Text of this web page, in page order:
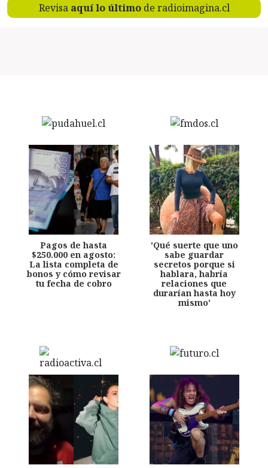
Revisa aquí lo últimode radioimagina.cl
Pagos de hasta
$250.000 en agosto:
La lista completa de
bonos y cómo revisar
tu fecha de cobro
'Qué suerte que uno
sabe guardar
secretos porque si
hablara, habría
relaciones que
durarían hasta hoy
mismo'